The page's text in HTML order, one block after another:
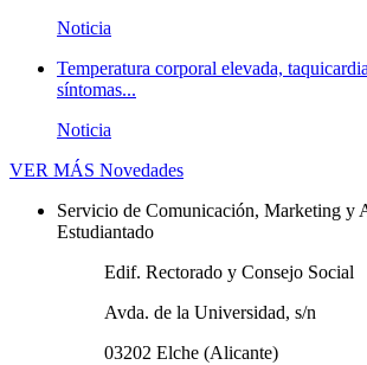
Noticia
Temperatura corporal elevada,
síntomas...
Noticia
VER MÁS Novedades
Servicio de Comunicación, Marketing y
Estudiantado
Edif. Rectorado y Consejo Social
Avda. de la Universidad, s/n
03202 Elche (Alicante)